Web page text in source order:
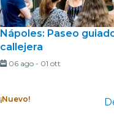
Nápoles: Paseo
callejera
06 ago- 01 ott
¡Nuevo!